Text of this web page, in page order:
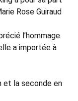
Rose Guiraud
l’hommage.
a importée à
et la seconde en